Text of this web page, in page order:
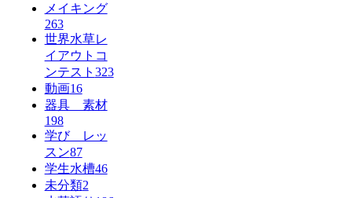
メイキング
263
世界水草レ
イアウトコ
ンテスト 323
動画16
器具 素材
198
学び レッ
スン87
学生水槽46
未分類2